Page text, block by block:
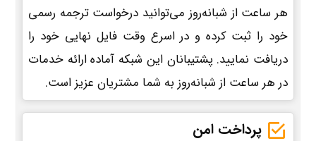
هر ساعت از شبانه‌روز می‌توانید درخواست ترجمه رسمی
خود را ثبت کرده و در اسرع وقت فایل نهایی خود را
دریافت نمایید. پشتیبانان این شبکه آماده ارائه خدمات
در هر ساعت از شبانه‌روز به شما مشتریان عزیز است.
پرداخت امن